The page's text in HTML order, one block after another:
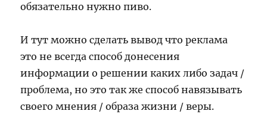
обязательно нужно пиво.
И тут можно сделать вывод что реклама
это не всегда способ донесения
информации о решении каких либо задач /
проблема, но это так же способ навязывать
своего мнения / образа жизни / веры.